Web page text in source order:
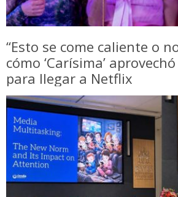
“Esto se come caliente o
cómo ‘Carísima’
para llegar a Netflix